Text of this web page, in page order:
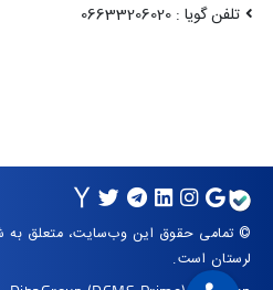
تلفن گویا : 06633206020
© تمامی حقوق این وب‌سایت، متعلق
لرستان است.